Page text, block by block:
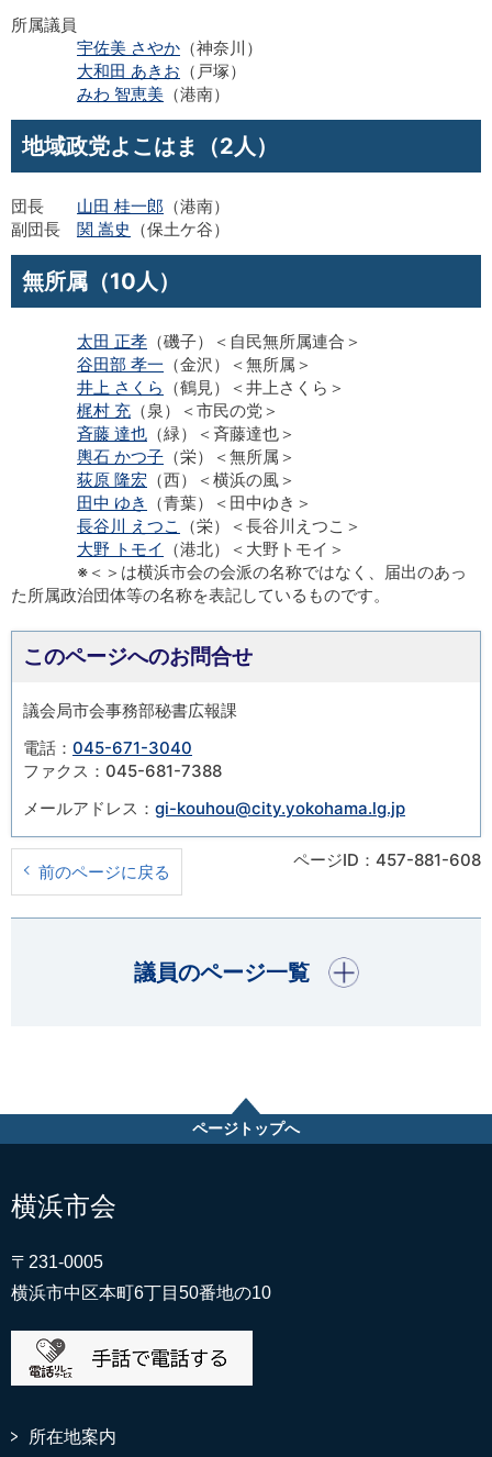
所属議員
宇佐美 さやか （神奈川）
大和田 あきお （戸塚）
みわ 智恵美 （港南）
地域政党よこはま（2人）
団長 山田 桂一郎 （港南）
副団長 関 嵩史 （保土ケ谷）
無所属（10人）
太田 正孝 （磯子）＜自民無所属連合＞
谷田部 孝一 （金沢）＜無所属＞
井上 さくら （鶴見）＜井上さくら＞
梶村 充 （泉）＜市民の党＞
斉藤 達也 （緑）＜斉藤達也＞
輿石 かつ子 （栄）＜無所属＞
荻原 隆宏 （西）＜横浜の風＞
田中 ゆき
（青葉）＜田中ゆき＞
長谷川 えつこ
（栄）＜長谷川えつこ＞
大野 トモイ （港北）＜大野トモイ＞
※＜＞は横浜市会の会派の名称ではなく、届出のあっ
た所属政治団体等の名称を表記しているものです。
このページへのお問合せ
議会局市会事務部秘書広報課
電話： 045-671-3040
ファクス：045-681-7388
メールアドレス： gi-kouhou@city.yokohama.lg.jp
前のページに戻る
ページID：457-881-608
議員のページ一覧
開く
ページトップへ
横浜市会
〒231-0005
横浜市中区本町6丁目50番地の10
所在地案内